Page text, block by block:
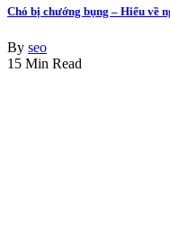
Chó bị chướng bụng – Hiểu về
By seo
15 Min Read